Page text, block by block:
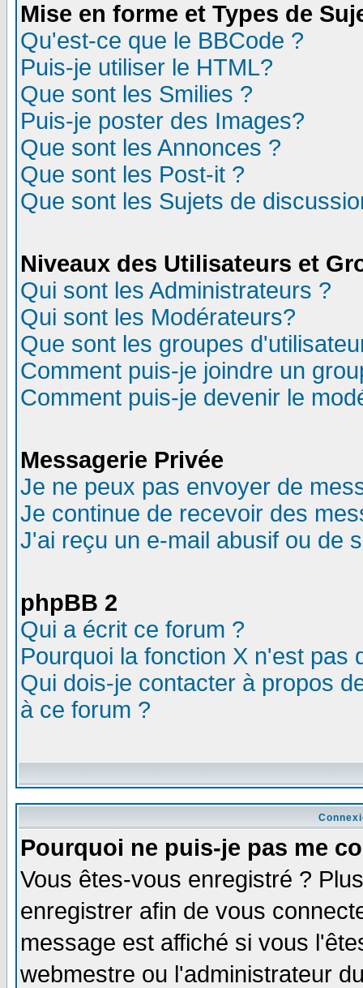
Mise en forme et Types de
Qu'est-ce que le BBCode ?
Puis-je utiliser le HTML?
Que sont les Smilies ?
Puis-je poster des Images?
Que sont les Annonces ?
Que sont les Post-it ?
Que sont les Sujets de
Niveaux des Utilisateurs et
Qui sont les Administrateurs ?
Qui sont les Modérateurs?
Que sont les groupes
Comment puis-je joindre un
Comment puis-je devenir le
Messagerie Privée
Je ne peux pas envoyer de
Je continue de recevoir des
J'ai reçu un e-mail abusif ou de
phpBB 2
Qui a écrit ce forum ?
Pourquoi la fonction X n'est pas
Qui dois-je contacter à propos
à ce forum ?
Pourquoi ne puis-je pas me
Vous êtes-vous enregistré ?
enregistrer afin de vous
message est affiché si vous
webmestre ou l'administrateur